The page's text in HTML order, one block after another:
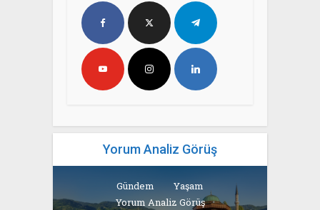
Yorum Analiz Görüş
Gündem
Yaşam
Yorum Analiz Görüş